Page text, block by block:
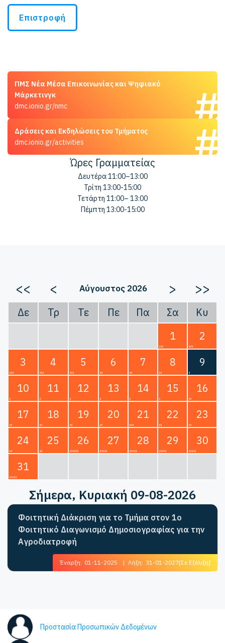
Επιστροφή
ΠΜΣ Νέα Μέσα Επικοινωνίας και Ψηφιακό
Μάρκετινγκ
dmc.ionio.gr/nmc
Δράσεις και Εκδηλώσεις του Τμήματος
dmc.ionio.gr/activities
Ώρες Γραμματείας
Δευτέρα 11:00–13:00
Τρίτη 13:00-15:00
Τετάρτη 11:00– 13:00
Πέμπτη 13:00-15:00
<< < Αύγουστος 2026 > >>
Δε Τρ Τε Πε Πα Σα
Κυ
1
2
3
4 5 6 7 8
9
10
11 12 13 14 15
16
17
18 19 20 21 22
23
24
25 26 27 28 29
30
31
Σήμερα, Κυριακή 09-08-2026
Φοιτητική Διάκριση για το Τμήμα στον 1ο
Φοιτητικό Διαγωνισμό Δημοσιογραφίας για την
Αγροδιατροφή
Έναρξη: 01-11-2025 | Λήξη: 31-01-2027[Σε Εξέλιξη]
Προστασία Προσωπικών Δεδομένων